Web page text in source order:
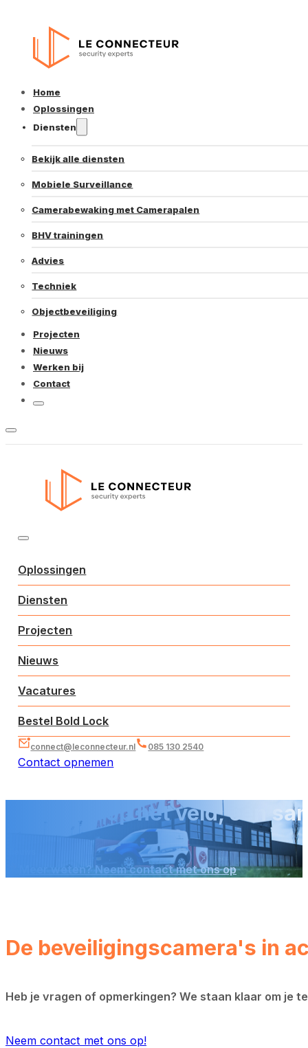
Home
Oplossingen
Diensten
Bekijk alle diensten
Mobiele Surveillance
Camerabewaking met Camerapalen
BHV trainingen
Advies
Techniek
Objectbeveiliging
Projecten
Nieuws
Werken bij
Contact
Oplossingen
Diensten
Projecten
Nieuws
Vacatures
Bestel Bold Lock
connect@leconnecteur.nl 085 130 2540
Contact opnemen
Innovatie op het veld, een
Meer weten? Neem contact met ons op
De beveiligingscamera's in
Heb je vragen of opmerkingen? We staan klaar om je
Neem contact met ons op!